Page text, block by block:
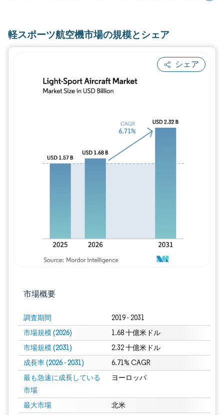
軽スポーツ航空機市場の規模とシェア
シェア
市場概要
調査期間 2019 - 2031
市場規模 (2026) 1.68 十億米ドル
市場規模 (2031) 2.32 十億米ドル
成長率 (2026 - 2031) 6.71% CAGR
最も急速に成長している
市場
ヨーロッパ
最大市場 北米